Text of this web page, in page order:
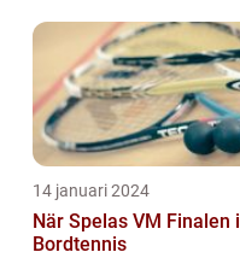
14 januari 2024
När Spelas VM Finalen i
Bordtennis